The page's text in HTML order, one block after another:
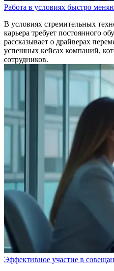
Работа в условиях быстро
В условиях стремительных
карьера требует постоянного
рассказывает о драйверах
успешных кейсах компаний,
сотрудников.
Эффективное участие в